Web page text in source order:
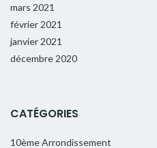
mars 2021
février 2021
janvier 2021
décembre 2020
CATÉGORIES
10ème Arrondissement